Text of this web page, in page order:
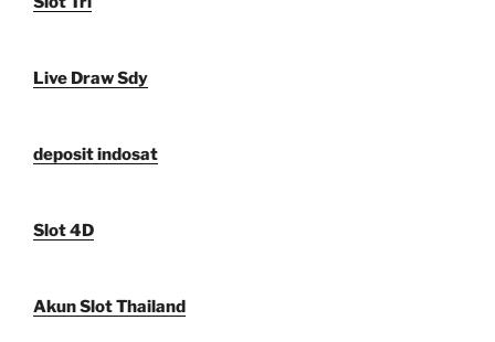
Live Draw Sdy
deposit indosat
Slot 4D
Akun Slot Thailand